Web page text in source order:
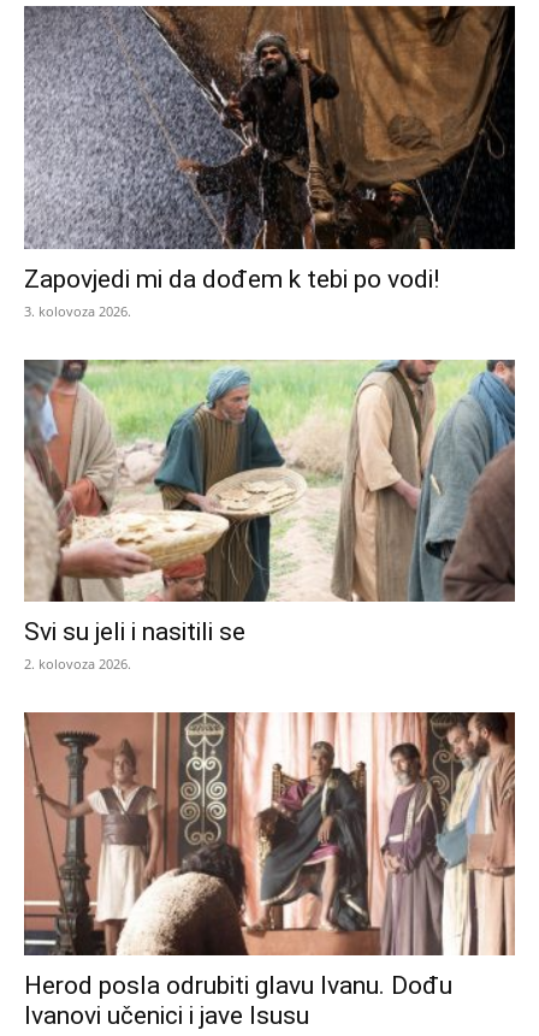
Zapovjedi mi da dođem k tebi po vodi!
3. kolovoza 2026.
Svi su jeli i nasitili se
2. kolovoza 2026.
Herod posla odrubiti glavu Ivanu. Dođu
Ivanovi učenici i jave Isusu